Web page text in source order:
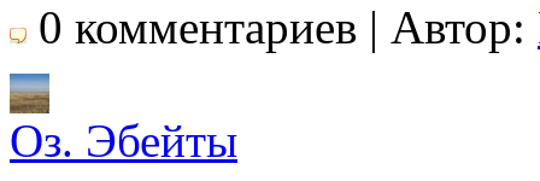
0 комментариев | Автор:
Оз. Эбейты